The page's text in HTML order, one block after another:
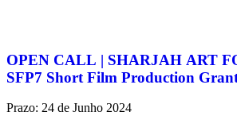
OPEN CALL | SHARJAH ART
SFP7 Short Film Production
Prazo: 24 de Junho 2024